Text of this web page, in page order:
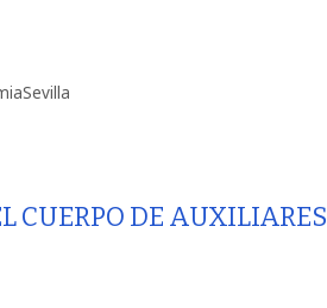
CUERPO DE AUXILIARES